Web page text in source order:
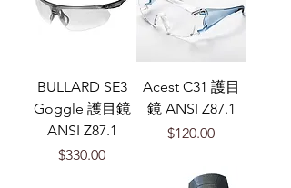
BULLARD SE3
Goggle 護目鏡
ANSI Z87.1
價格
$330.00
Acest C31 護目
鏡 ANSI Z87.1
價格
$120.00